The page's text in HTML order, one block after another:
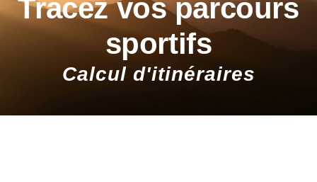
Tracez vos parcours
sportifs
Calcul d'itinéraires